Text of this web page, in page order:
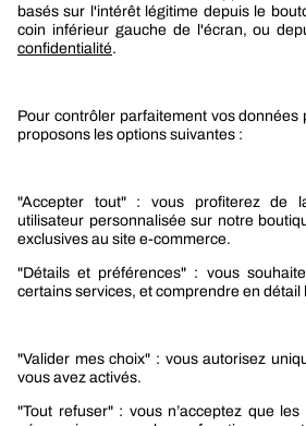
Boutique Berner
Boutique Berner Industry Services
Le groupe Berner
Nos produits
Sélection produits automobile
Sélection produits bâtiment
Promotions
Nouveautés mobilité
Nouveautés construction